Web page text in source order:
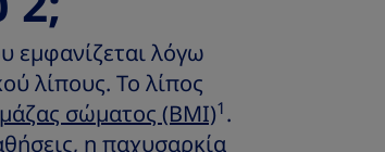
εμφανίζεται λόγω
λίπους. Το λίπος
σώματος (BMI)1.
η παχυσαρκία